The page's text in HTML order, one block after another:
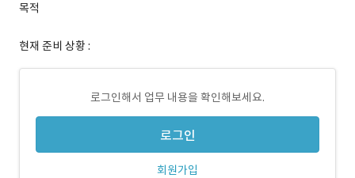
목적
현재 준비 상황 :
로그인해서 업무 내용을 확인해보세요.
로그인
회원가입